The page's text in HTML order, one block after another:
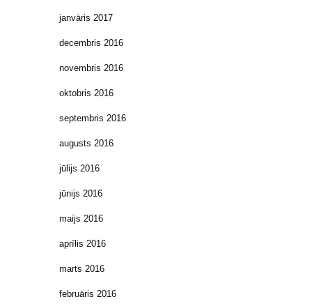
janvāris 2017
decembris 2016
novembris 2016
oktobris 2016
septembris 2016
augusts 2016
jūlijs 2016
jūnijs 2016
maijs 2016
aprīlis 2016
marts 2016
februāris 2016